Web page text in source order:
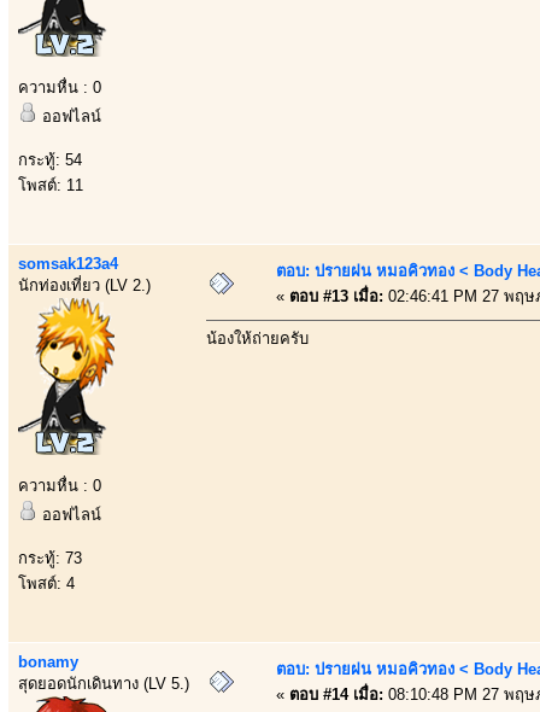
ความหื่น : 0
ออฟไลน์
กระทู้: 54
โพสต์: 11
somsak123a4
นักท่องเที่ยว (LV 2.)
ความหื่น : 0
ออฟไลน์
กระทู้: 73
โพสต์: 4
ตอบ: ปรายฝน หมอคิวทอง < Body
« ตอบ #13 เมื่อ: 02:46:41 PM 27 พฤ
น้องให้ถ่ายครับ
bonamy
สุดยอดนักเดินทาง (LV 5.)
ตอบ: ปรายฝน หมอคิวทอง < Body
« ตอบ #14 เมื่อ: 08:10:48 PM 27 พฤ